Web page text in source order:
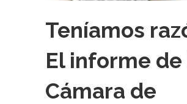
Teníamos
El informe de
Cámara de